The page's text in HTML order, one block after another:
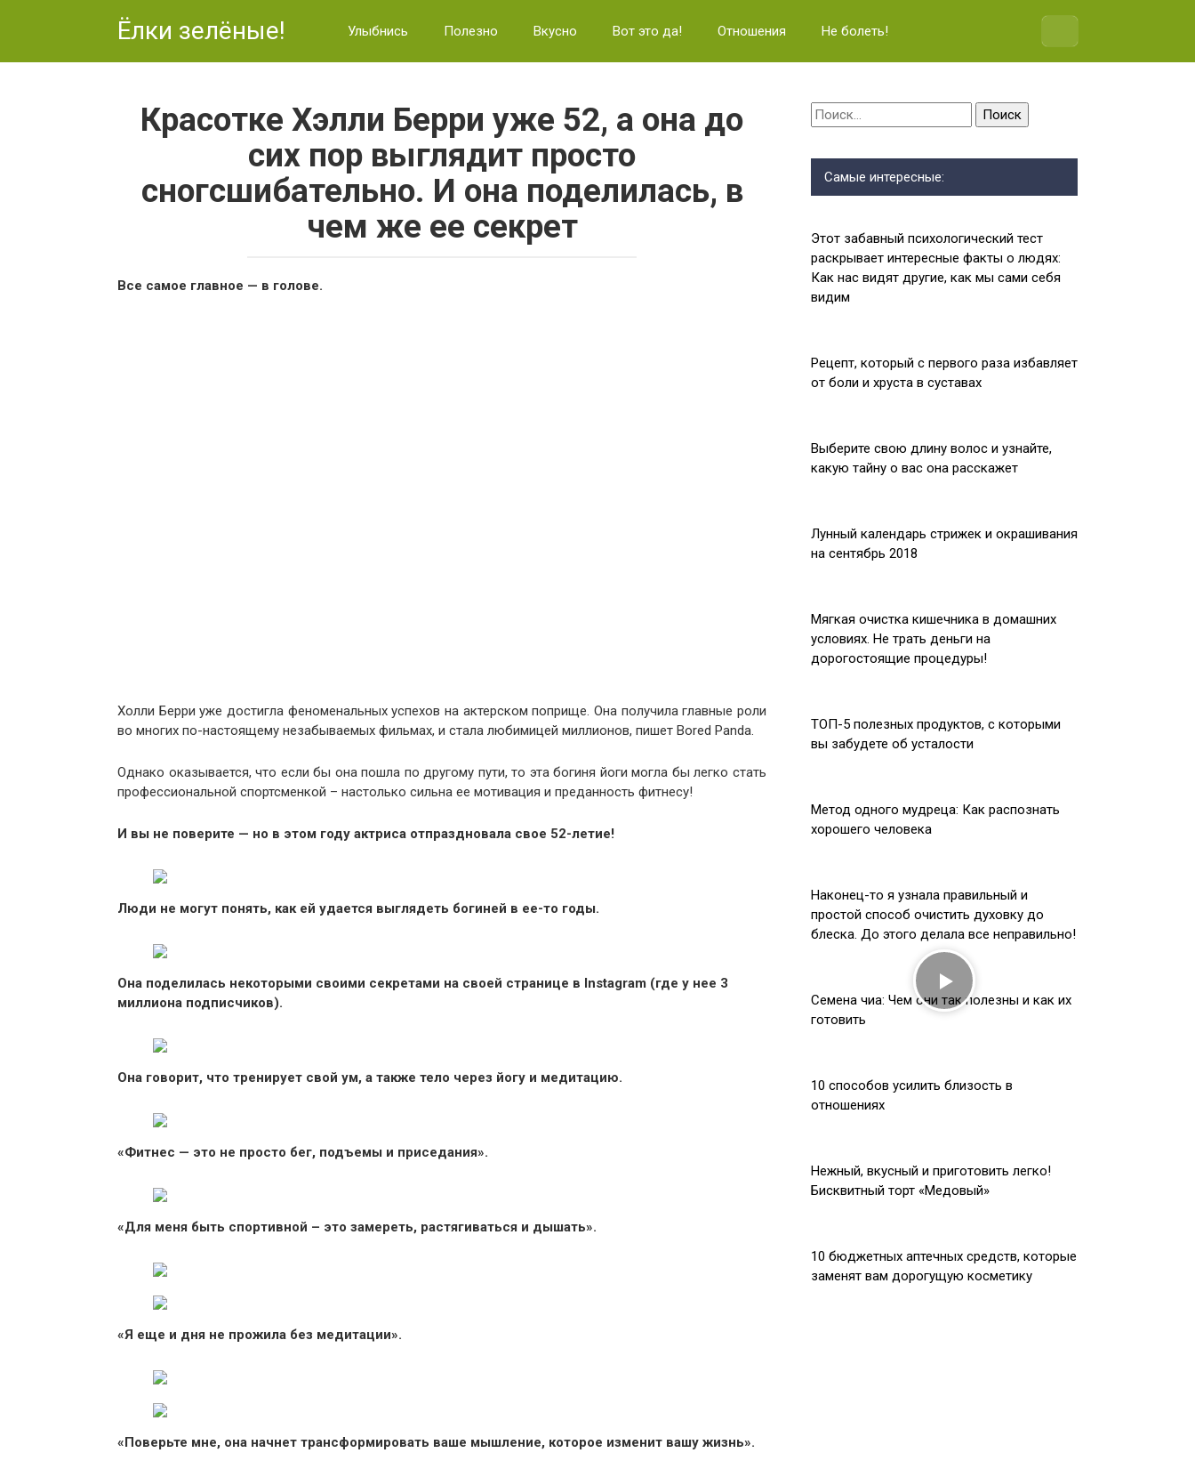
Ёлки зелёные! Улыбнись Полезно Вкусно Вот это да! Отношения Не болеть!
Красотке Хэлли Берри уже 52, а она до
сих пор выглядит просто
сногсшибательно. И она поделилась, в
чем же ее секрет
Все самое главное — в голове.
Холли Берри уже достигла феноменальных успехов на актерском поприще. Она получила главные роли
во многих по-настоящему незабываемых фильмах, и стала любимицей миллионов, пишет Bored Panda.
Однако оказывается, что если бы она пошла по другому пути, то эта богиня йоги могла бы легко стать
профессиональной спортсменкой – настолько сильна ее мотивация и преданность фитнесу!
И вы не поверите — но в этом году актриса отпраздновала свое 52-летие!
Люди не могут понять, как ей удается выглядеть богиней в ее-то годы.
Она поделилась некоторыми своими секретами на своей странице в Instagram (где у нее 3
миллиона подписчиков).
Она говорит, что тренирует свой ум, а также тело через йогу и медитацию.
«Фитнес — это не просто бег, подъемы и приседания».
«Для меня быть спортивной – это замереть, растягиваться и дышать».
«Я еще и дня не прожила без медитации».
«Поверьте мне, она начнет трансформировать ваше мышление, которое изменит вашу жизнь».
Найти:
Самые интересные:
Этот забавный психологический тест
раскрывает интересные факты о людях:
Как нас видят другие, как мы сами себя
видим
Рецепт, который с первого раза избавляет
от боли и хруста в суставах
Выберите свою длину волос и узнайте,
какую тайну о вас она расскажет
Лунный календарь стрижек и окрашивания
на сентябрь 2018
Мягкая очистка кишечника в домашних
условиях. Не трать деньги на
дорогостоящие процедуры!
ТОП-5 полезных продуктов, с которыми
вы забудете об усталости
Метод одного мудреца: Как распознать
хорошего человека
Наконец-то я узнала правильный и
простой способ очистить духовку до
блеска. До этого делала все неправильно!
Семена чиа: Чем они так полезны и как их
готовить
10 способов усилить близость в
отношениях
Нежный, вкусный и приготовить легко!
Бисквитный торт «Медовый»
10 бюджетных аптечных средств, которые
заменят вам дорогущую косметику